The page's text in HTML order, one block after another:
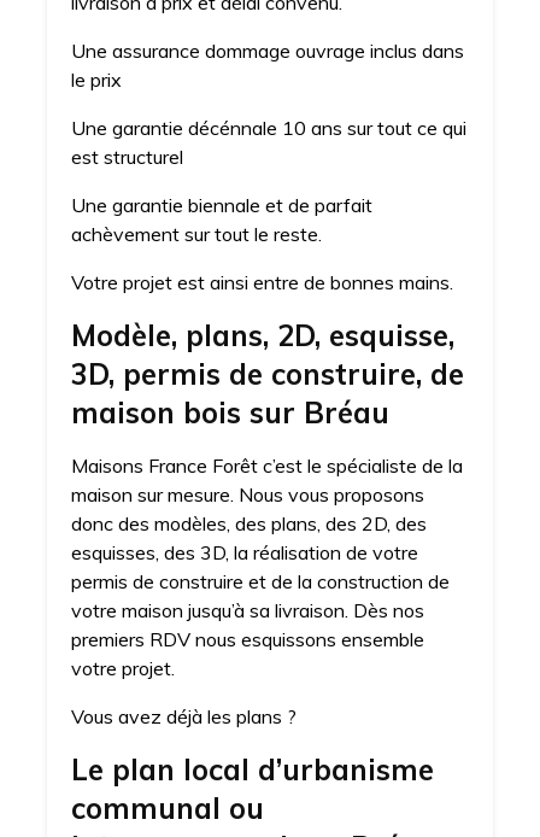
Une assurance dommage ouvrage inclus dans
le prix
Une garantie décénnale 10 ans sur tout ce qui
est structurel
Une garantie biennale et de parfait
achèvement sur tout le reste.
Votre projet est ainsi entre de bonnes mains.
Modèle, plans, 2D, esquisse,
3D, permis de construire, de
maison bois sur Bréau
Maisons France Forêt c’est le spécialiste de la
maison sur mesure. Nous vous proposons
donc des modèles, des plans, des 2D, des
esquisses, des 3D, la réalisation de votre
permis de construire et de la construction de
votre maison jusqu’à sa livraison. Dès nos
premiers RDV nous esquissons ensemble
votre projet.
Vous avez déjà les plans ?
Le plan local d’urbanisme
communal ou